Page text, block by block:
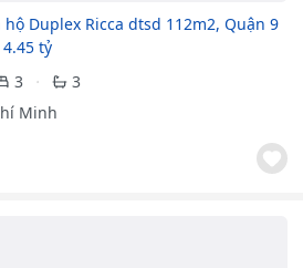
Duplex Ricca dtsd 112m2, Quận 9
tỷ
3
3
Minh